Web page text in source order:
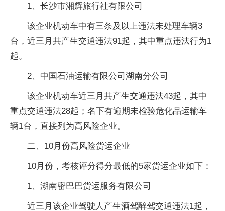
1、长沙市湘辉旅行社有限公司
该企业机动车中有三条及以上违法未处理车辆3
台，近三月共产生交通违法91起，其中重点违法行为1
起。
2、中国石油运输有限公司湖南分公司
该企业机动车近三月共产生交通违法43起，其中
重点交通违法28起；名下有逾期未检验危化品运输车
辆1台，直接列为高风险企业。
二、10月份高风险货运企业
10月份，考核评分得分最低的5家货运企业如下：
1、湖南密巴巴货运服务有限公司
近三月该企业驾驶人产生酒驾醉驾交通违法1起，